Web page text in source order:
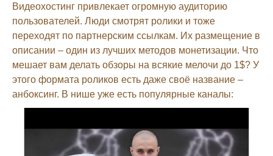
Видеохостинг привлекает огромную аудиторию
пользователей. Люди смотрят ролики и тоже
переходят по партнерским ссылкам. Их размещение в
описании – один из лучших методов монетизации. Что
мешает вам делать обзоры на всякие мелочи до 1$? У
этого формата роликов есть даже своё название –
анбоксинг. В нише уже есть популярные каналы: